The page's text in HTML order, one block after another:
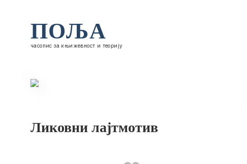
ПОЉА
часопис за књижевност и теорију
Ликовни лајтмотив